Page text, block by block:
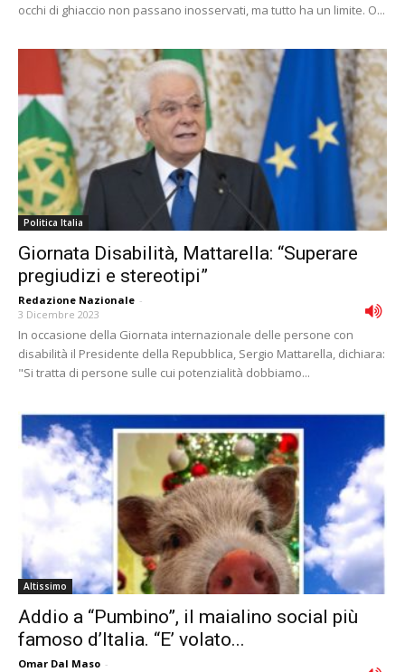
occhi di ghiaccio non passano inosservati, ma tutto ha un limite. O...
Politica Italia
Giornata Disabilità, Mattarella: “Superare
pregiudizi e stereotipi”
Redazione Nazionale -
3 Dicembre 2023
In occasione della Giornata internazionale delle persone con
disabilità il Presidente della Repubblica, Sergio Mattarella, dichiara:
"Si tratta di persone sulle cui potenzialità dobbiamo...
Altissimo
Addio a “Pumbino”, il maialino social più
famoso d’Italia. “E’ volato...
Omar Dal Maso -